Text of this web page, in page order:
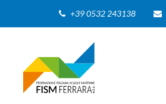
+39 0532 243138